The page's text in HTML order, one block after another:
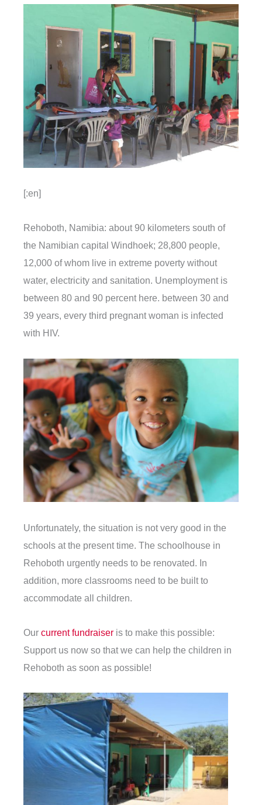
[:en]
Rehoboth, Namibia: about 90 kilometers south of
the Namibian capital Windhoek; 28,800 people,
12,000 of whom live in extreme poverty without
water, electricity and sanitation. Unemployment is
between 80 and 90 percent here. between 30 and
39 years, every third pregnant woman is infected
with HIV.
Unfortunately, the situation is not very good in the
schools at the present time. The schoolhouse in
Rehoboth urgently needs to be renovated. In
addition, more classrooms need to be built to
accommodate all children.
Our current fundraiser is to make this possible:
Support us now so that we can help the children in
Rehoboth as soon as possible!